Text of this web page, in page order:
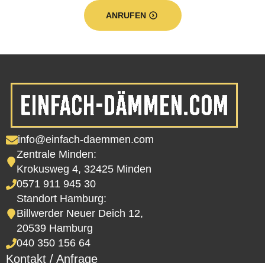
ANRUFEN
info@einfach-daemmen.com
Zentrale Minden:
Krokusweg 4, 32425 Minden
0571 911 945 30
Standort Hamburg:
Billwerder Neuer Deich 12,
20539 Hamburg
040 350 156 64
Kontakt / Anfrage